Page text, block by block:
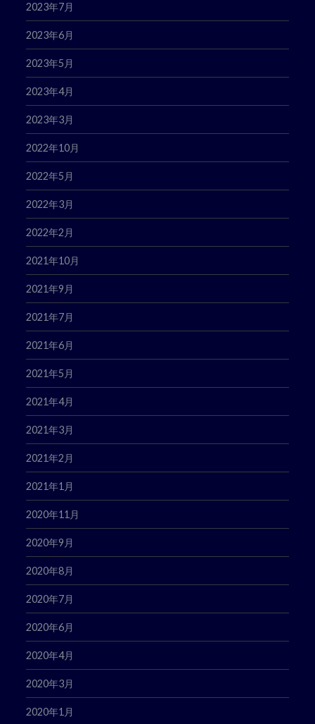
2023年7月
2023年6月
2023年5月
2023年4月
2023年3月
2022年10月
2022年5月
2022年3月
2022年2月
2021年10月
2021年9月
2021年7月
2021年6月
2021年5月
2021年4月
2021年3月
2021年2月
2021年1月
2020年11月
2020年9月
2020年8月
2020年7月
2020年6月
2020年4月
2020年3月
2020年1月